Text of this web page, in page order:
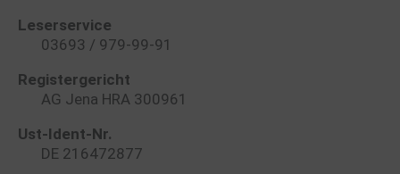
Leserservice
03693 / 979-99-91
Registergericht
AG Jena HRA 300961
Ust-Ident-Nr.
DE 216472877